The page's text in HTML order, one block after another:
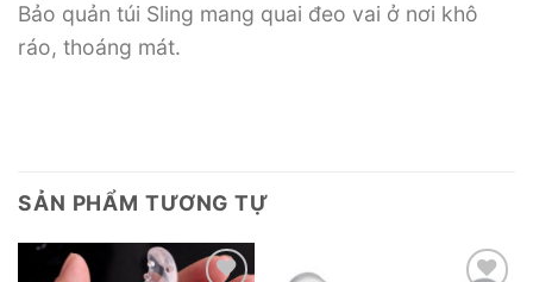
Bảo quản túi Sling mang quai đeo vai ở nơi khô
ráo, thoáng mát.
SẢN PHẨM TƯƠNG TỰ